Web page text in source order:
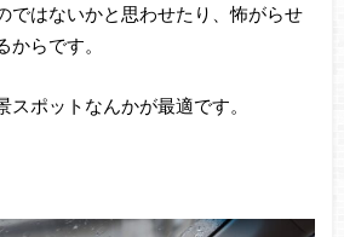
ではないかと思わせたり、怖がらせ
らです。
ポットなんかが最適です。